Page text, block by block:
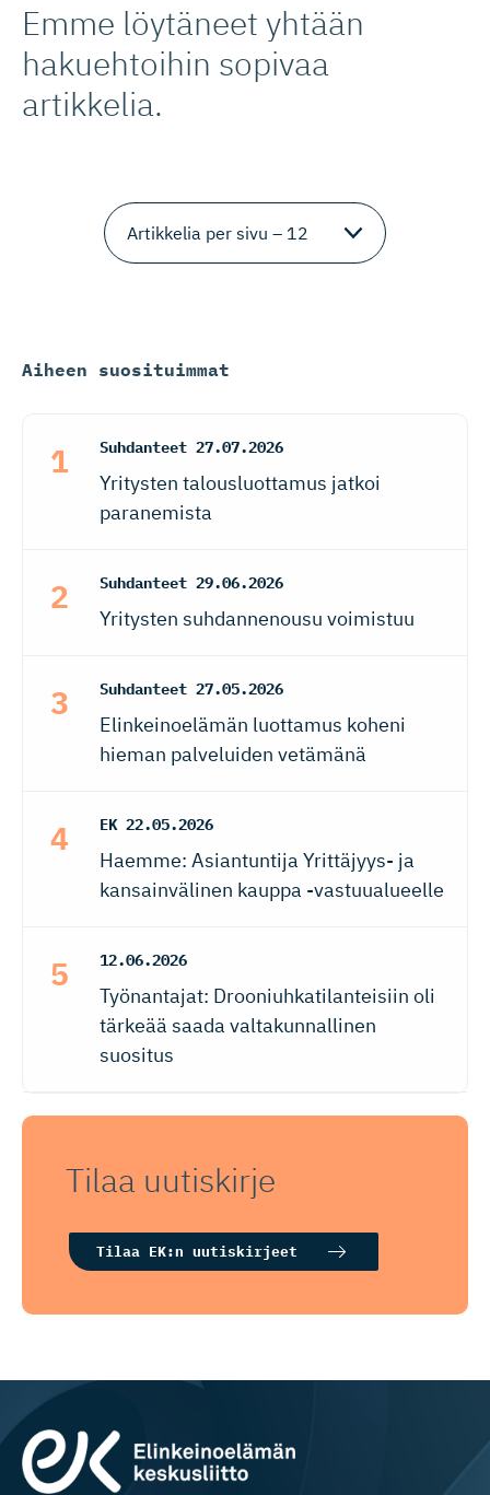
Emme löytäneet yhtään
hakuehtoihin sopivaa
artikkelia.
Aiheen suosituimmat
Suhdanteet 27.07.2026
Yritysten talousluottamus jatkoi
paranemista
Suhdanteet 29.06.2026
Yritysten suhdannenousu voimistuu
Suhdanteet 27.05.2026
Elinkeinoelämän luottamus koheni
hieman palveluiden vetämänä
EK 22.05.2026
Haemme: Asiantuntija Yrittäjyys- ja
kansainvälinen kauppa -vastuualueelle
12.06.2026
Työnantajat: Drooniuhkatilanteisiin oli
tärkeää saada valtakunnallinen
suositus
Tilaa uutiskirje
Tilaa EK:n uutiskirjeet